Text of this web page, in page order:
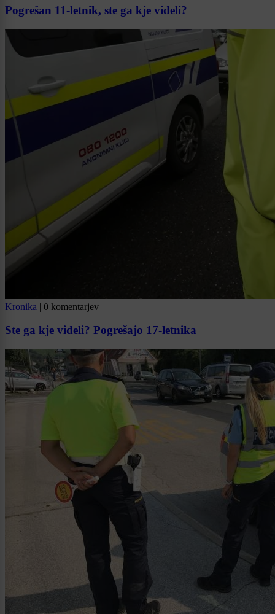
Pogrešan 11-letnik, ste ga kje videli?
Kronika | 0 komentarjev
Ste ga kje videli? Pogrešajo 17-letnika